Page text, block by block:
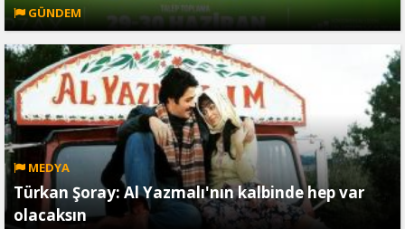
GÜNDEM
MEDYA
Türkan Şoray: Al Yazmalı'nın kalbinde hep var
olacaksın